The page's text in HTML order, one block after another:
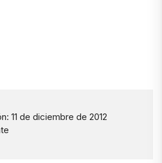
11 de diciembre de 2012